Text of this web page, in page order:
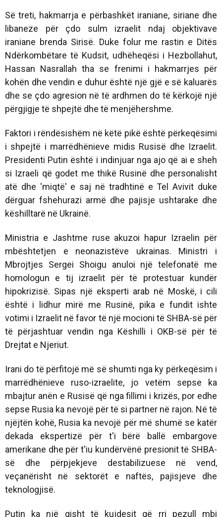
Së treti, hakmarrja e përbashkët iraniane, siriane dhe
libaneze për çdo sulm izraelit ndaj objektivave
iraniane brenda Sirisë. Duke folur me rastin e Ditës
Ndërkombëtare të Kudsit, udhëheqësi i Hezbollahut,
Hassan Nasrallah tha se frenimi i hakmarrjes për
kohën dhe vendin e duhur është një gjë e së kaluarës
dhe se çdo agresion në të ardhmen do të kërkojë një
përgjigje të shpejtë dhe të menjëhershme.
Faktori i rëndësishëm në këtë pikë është përkeqësimi
i shpejtë i marrëdhënieve midis Rusisë dhe Izraelit.
Presidenti Putin është i indinjuar nga ajo që ai e sheh
si Izraeli që godet me thikë Rusinë dhe personalisht
atë dhe 'miqtë' e saj në tradhtinë e Tel Avivit duke
dërguar fshehurazi armë dhe pajisje ushtarake dhe
këshilltarë në Ukrainë.
Ministria e Jashtme ruse akuzoi hapur Izraelin për
mbështetjen e neonazistëve ukrainas. Ministri i
Mbrojtjes Sergei Shoigu anuloi një telefonatë me
homologun e tij izraelit për të protestuar kundër
hipokrizisë. Sipas një eksperti arab në Moskë, i cili
është i lidhur mirë me Rusinë, pika e fundit ishte
votimi i Izraelit në favor të një mocioni të SHBA-së për
të përjashtuar vendin nga Këshilli i OKB-së për të
Drejtat e Njeriut.
Irani do të përfitojë më së shumti nga ky përkeqësim i
marrëdhënieve ruso-izraelite, jo vetëm sepse ka
mbajtur anën e Rusisë që nga fillimi i krizës, por edhe
sepse Rusia ka nevojë për të si partner në rajon. Në të
njëjtën kohë, Rusia ka nevojë për më shumë se katër
dekada ekspertizë për t'i bërë ballë embargove
amerikane dhe për t'iu kundërvënë presionit të SHBA-
së dhe përpjekjeve destabilizuese në vend,
veçanërisht në sektorët e naftës, pajisjeve dhe
teknologjisë.
Putin ka një gisht të kujdesit që rri pezull mbi